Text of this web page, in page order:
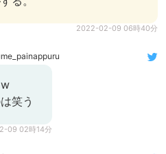
2022-02-09 06時40分
笑う
09 02時14分